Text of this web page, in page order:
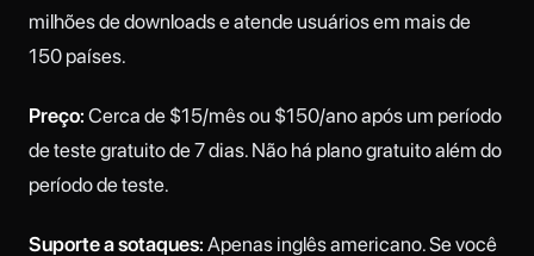
milhões de downloads e atende usuários em mais de
150 países.
Preço: Cerca de $15/mês ou $150/ano após um período
de teste gratuito de 7 dias. Não há plano gratuito além do
período de teste.
Suporte a sotaques: Apenas inglês americano. Se você